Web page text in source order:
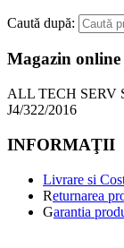
Caută după:
Magazin
ALL TECH SERV
J4/322/2016
INFORMAŢII
Livrare si
Returnarea
Garantia